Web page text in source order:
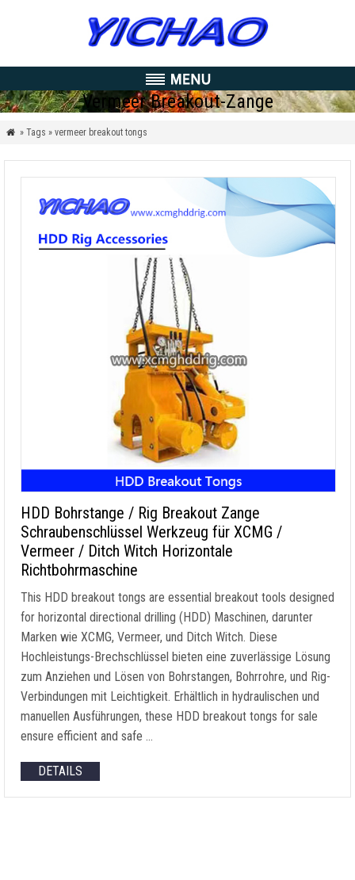
Vermeer Breakout-Zange
 » Tags » vermeer breakout tongs
HDD Bohrstange / Rig Breakout Zange
Schraubenschlüssel Werkzeug für XCMG /
Vermeer / Ditch Witch Horizontale
Richtbohrmaschine
This HDD breakout tongs are essential breakout tools designed
for horizontal directional drilling (HDD) Maschinen, darunter
Marken wie XCMG, Vermeer, und Ditch Witch. Diese
Hochleistungs-Brechschlüssel bieten eine zuverlässige Lösung
zum Anziehen und Lösen von Bohrstangen, Bohrrohre, und Rig-
Verbindungen mit Leichtigkeit. Erhältlich in hydraulischen und
manuellen Ausführungen, these HDD breakout tongs for sale
ensure efficient and safe …
DETAILS